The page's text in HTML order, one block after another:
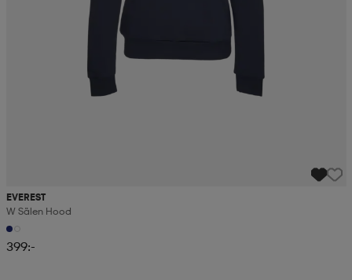
EVEREST
W Sälen Hood
399:-